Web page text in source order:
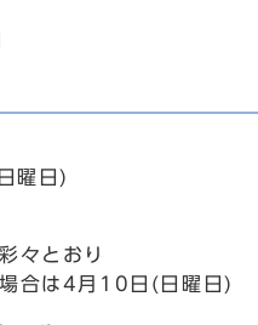
曜日)
々とおり
合は4月10日(日曜日)